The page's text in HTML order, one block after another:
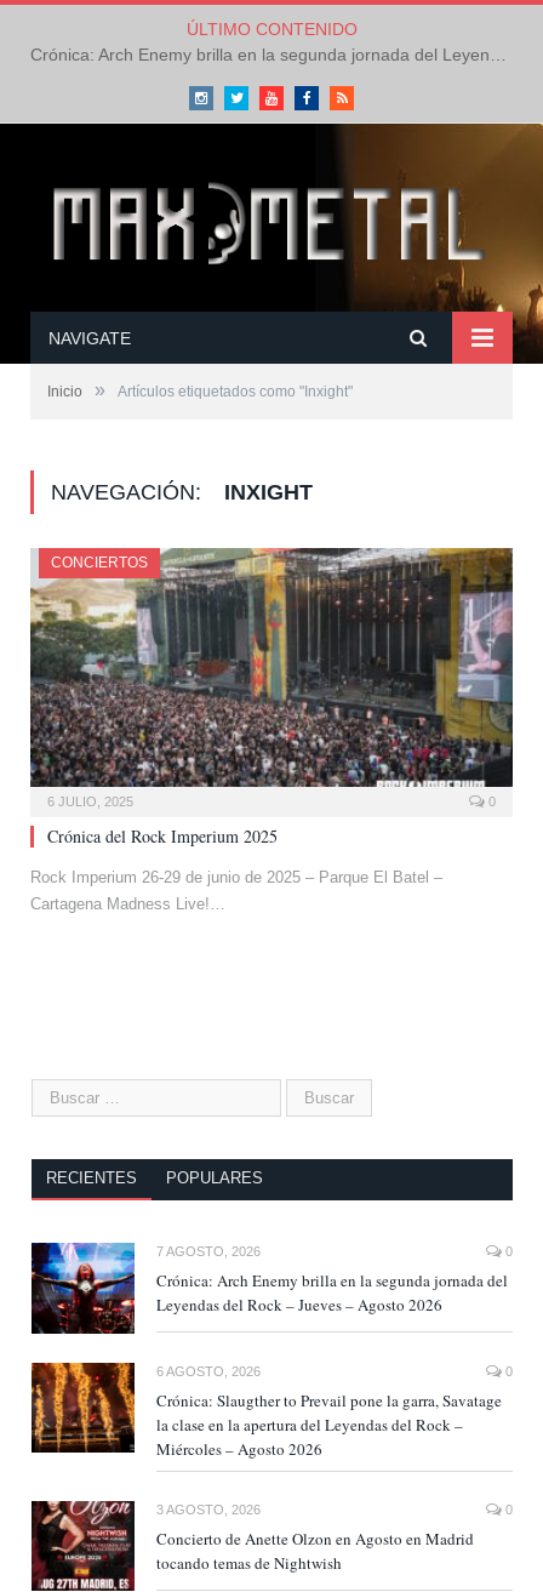
ÚLTIMO CONTENIDO
Crónica: Arch Enemy brilla en la segunda jornada del Leyendas del Rock – Jueves – Agosto 2026
InstagramTwitterYoutubeFacebookRSS
NAVIGATE
Inicio » Artículos etiquetados como "Inxight"
NAVEGACIÓN: INXIGHT
CONCIERTOS
6 JULIO, 2025 0
Crónica del Rock Imperium 2025
Rock Imperium 26-29 de junio de 2025 – Parque El Batel –
Cartagena Madness Live!…
RECIENTES POPULARES
7 AGOSTO, 2026 0
Crónica: Arch Enemy brilla en la segunda jornada del
Leyendas del Rock – Jueves – Agosto 2026
6 AGOSTO, 2026 0
Crónica: Slaugther to Prevail pone la garra, Savatage
la clase en la apertura del Leyendas del Rock –
Miércoles – Agosto 2026
3 AGOSTO, 2026 0
Concierto de Anette Olzon en Agosto en Madrid
tocando temas de Nightwish